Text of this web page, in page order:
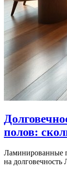
полов:
Ламинированные
на